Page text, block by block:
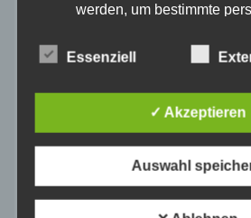
August 2024
Juli 2024
werden, um bestimmte
zu bewerten,
bezüglich Arbeitsleistung,
Aufenthaltsort oder
natürlichen Person zu
f) Pseudonymisierung
Pseudonymisierung ist die
Essenziell
✓ Akzeptieren
Auswahl